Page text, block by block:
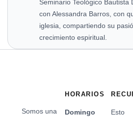
Seminario Teológico Bautista
con Alessandra Barros, con
iglesia, compartiendo su
crecimiento espiritual.
Somos una
HORARIOS
Domingo
Esto